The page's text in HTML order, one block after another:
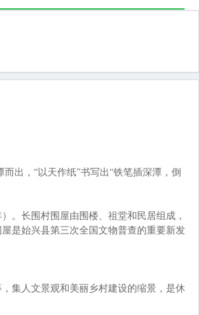
出，“以天作纸”书写出“铁笔插深潭，倒
。长围村围屋由围楼、祖堂和民居组成，
是始兴县第三次全国文物普查的重要新发
集人文景观和美丽乡村建设的缩景，是休